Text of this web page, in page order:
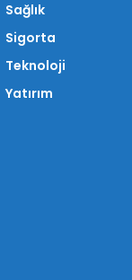
Sağlık
Sigorta
Teknoloji
Yatırım